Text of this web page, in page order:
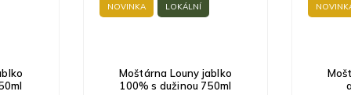
NOVINKA LOKÁLNÍ
Moštárna Louny jablko
100% s dužinou 750ml